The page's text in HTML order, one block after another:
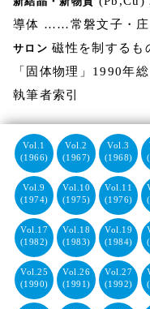
導体 ……常磐文子・庄
サロン 磁性を制する
「固体物理」1990年
執筆者索引
Vol.1
(1966)
Vol.2
(1967)
Vol.3
(1968)
Vol.9
(1974)
Vol.10
(1975)
Vol.11
(1976)
Vol.17
(1982)
Vol.18
(1983)
Vol.19
(1984)
Vol.25
(1990)
Vol.26
(1991)
Vol.27
(1992)